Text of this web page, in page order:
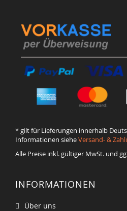
* gilt für Lieferungen innerhalb
Informationen sieheVersand- &
Alle Preise inkl. gültiger MwSt. und
INFORMATIONEN
Über uns